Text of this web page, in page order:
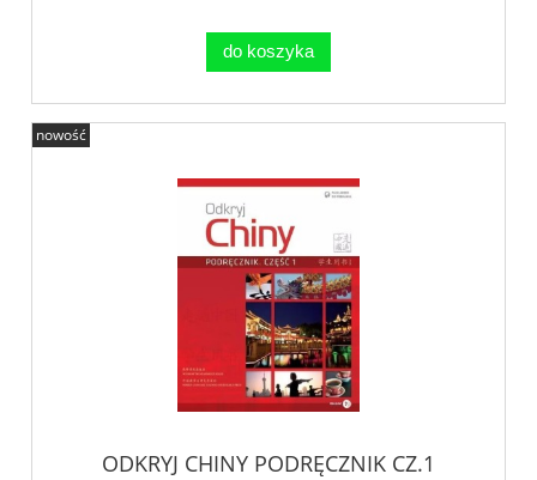
do koszyka
ODKRYJ CHINY PODRĘCZNIK CZ.1
nowość